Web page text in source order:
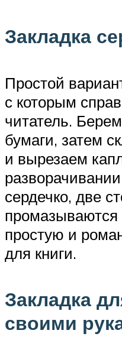
Закладка
Простой
с которым
читатель.
бумаги, затем
и вырезаем
сердечко, две
промазываются
простую и
для книги.
Закладка
своими